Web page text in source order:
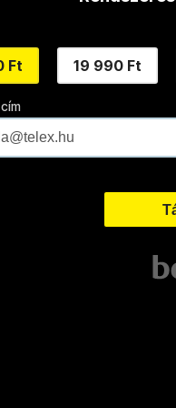
Ft 19 990 Ft